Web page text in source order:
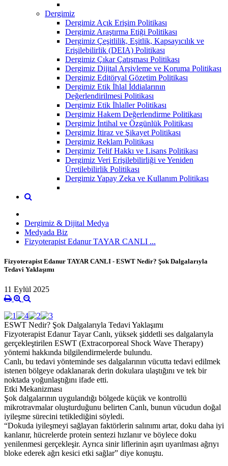
Dergimiz
Dergimiz Açık Erişim Politikası
Dergimiz Araştırma Etiği Politikası
Dergimiz Çeşitlilik, Eşitlik, Kapsayıcılık ve
Erişilebilirlik (DEIA) Politikası
Dergimiz Çıkar Çatışması Politikası
Dergimiz Dijital Arşivleme ve Koruma Politikası
Dergimiz Editöryal Gözetim Politikası
Dergimiz Etik İhlal İddialarının
Değerlendirilmesi Politikası
Dergimiz Etik İhlaller Politikası
Dergimiz Hakem Değerlendirme Politikası
Dergimiz İntihal ve Özgünlük Politikası
Dergimiz İtiraz ve Şikayet Politikası
Dergimiz Reklam Politikası
Dergimiz Telif Hakkı ve Lisans Politikası
Dergimiz Veri Erişilebilirliği ve Yeniden
Üretilebilirlik Politikası
Dergimiz Yapay Zeka ve Kullanım Politikası
Dergimiz & Dijital Medya
Medyada Biz
Fizyoterapist Edanur TAYAR CANLI ...
Fizyoterapist Edanur TAYAR CANLI - ESWT Nedir? Şok Dalgalarıyla
Tedavi Yaklaşımı
11 Eylül 2025
ESWT Nedir? Şok Dalgalarıyla Tedavi Yaklaşımı
Fizyoterapist Edanur Tayar Canlı, yüksek şiddetli ses dalgalarıyla
gerçekleştirilen ESWT (Extracorporeal Shock Wave Therapy)
yöntemi hakkında bilgilendirmelerde bulundu.
Canlı, bu tedavi yönteminde ses dalgalarının vücutta tedavi edilmek
istenen bölgeye odaklanarak derin dokulara ulaştığını ve tek bir
noktada yoğunlaştığını ifade etti.
Etki Mekanizması
Şok dalgalarının uygulandığı bölgede küçük ve kontrollü
mikrotravmalar oluşturduğunu belirten Canlı, bunun vücudun doğal
iyileşme sürecini tetiklediğini söyledi.
“Dokuda iyileşmeyi sağlayan faktörlerin salınımı artar, doku daha iyi
kanlanır, hücrelerde protein sentezi hızlanır ve böylece doku
yenilenmesi gerçekleşir. Ayrıca sinir liflerinin aşırı uyarılması ağrıyı
bloke ederek ağrı kesici etki sağlar” diye konuştu.